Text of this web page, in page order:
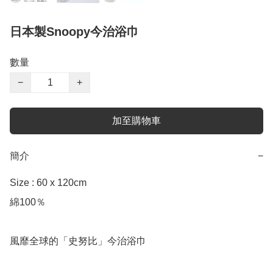
日本製Snoopy今治浴巾
數量
−
+
加至購物車
簡介 −
Size : 60 x 120cm
綿100％
風靡全球的「史努比」今治浴巾